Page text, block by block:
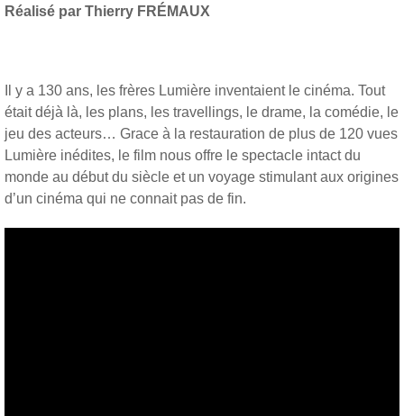
Réalisé par Thierry FRÉMAUX
Il y a 130 ans, les frères Lumière inventaient le cinéma. Tout
était déjà là, les plans, les travellings, le drame, la comédie, le
jeu des acteurs… Grace à la restauration de plus de 120 vues
Lumière inédites, le film nous offre le spectacle intact du
monde au début du siècle et un voyage stimulant aux origines
d’un cinéma qui ne connait pas de fin.